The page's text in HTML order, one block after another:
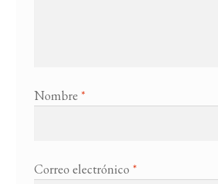
Nombre *
Correo electrónico *